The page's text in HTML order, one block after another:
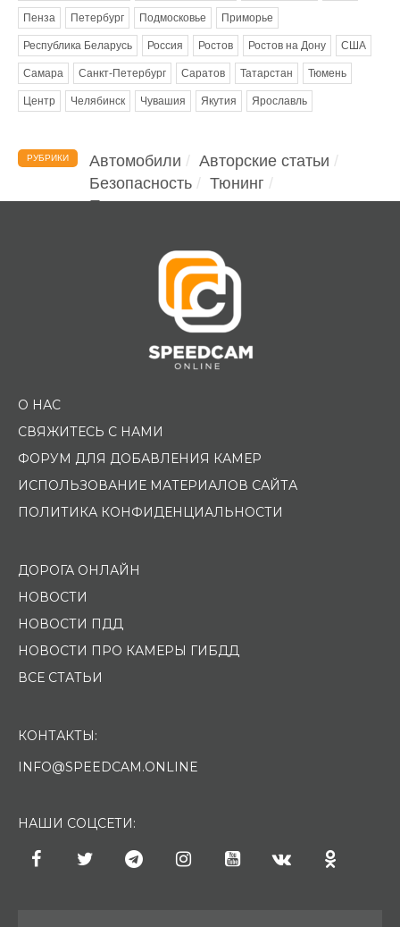
Пенза Петербург Подмосковье Приморье
Республика Беларусь Россия Ростов Ростов на Дону США
Самара Санкт-Петербург Саратов Татарстан Тюмень
Центр Челябинск Чувашия Якутия Ярославль
РУБРИКИ Автомобили
Авторские статьи
Безопасность
Тюнинг
Помощь водителю
О НАС
СВЯЖИТЕСЬ С НАМИ
ФОРУМ ДЛЯ ДОБАВЛЕНИЯ КАМЕР
ИСПОЛЬЗОВАНИЕ МАТЕРИАЛОВ САЙТА
ПОЛИТИКА КОНФИДЕНЦИАЛЬНОСТИ
ДОРОГА ОНЛАЙН
НОВОСТИ
НОВОСТИ ПДД
НОВОСТИ ПРО КАМЕРЫ ГИБДД
ВСЕ СТАТЬИ
КОНТАКТЫ:
INFO@SPEEDCAM.ONLINE
НАШИ СОЦСЕТИ: